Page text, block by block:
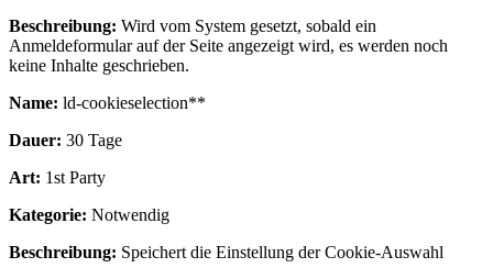
Beschreibung: Wird vom System gesetzt, sobald ein
Anmeldeformular auf der Seite angezeigt wird, es werden noch
keine Inhalte geschrieben.
Name: ld-cookieselection**
Dauer: 30 Tage
Art: 1st Party
Kategorie: Notwendig
Beschreibung: Speichert die Einstellung der Cookie-Auswahl